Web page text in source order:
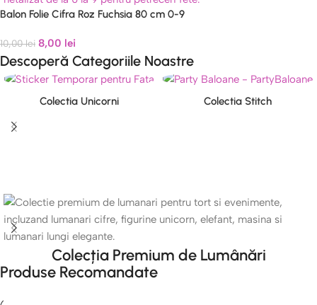
Balon Folie Cifra Roz Fuchsia 80 cm 0-9
10,00lei 8,00 lei
Descoperă Categoriile Noastre
Colectia Unicorni Colectia Stitch
Colecția Premium de Lumânări
Produse Recomandate